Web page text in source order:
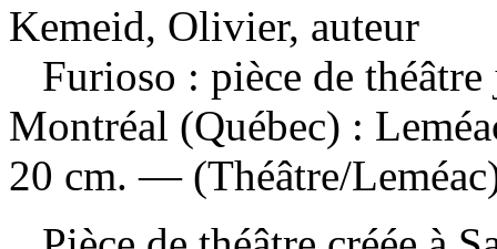
Kemeid, Olivier, auteur
Furioso : pièce de
Montréal (Québec) :
20 cm. — (Théâtre/